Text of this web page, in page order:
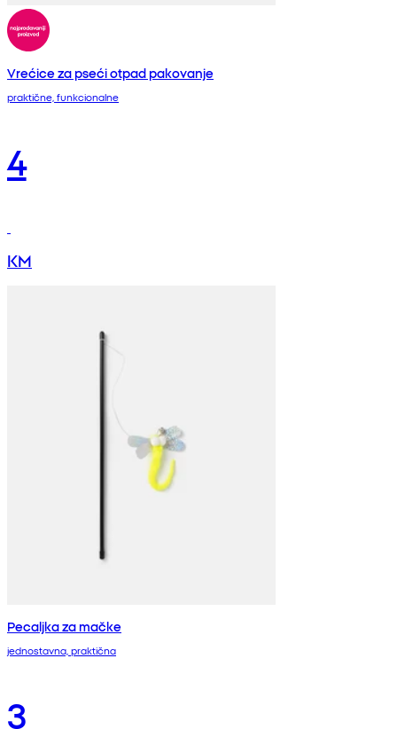
Vrećice za pseći otpad pakovanje
praktične, funkcionalne
4
KM
Pecaljka za mačke
jednostavna, praktična
3